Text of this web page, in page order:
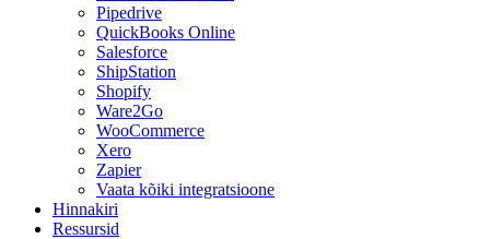
Pipedrive
QuickBooks Online
Salesforce
ShipStation
Shopify
Ware2Go
WooCommerce
Xero
Zapier
Vaata kõiki integratsioone
Hinnakiri
Ressursid